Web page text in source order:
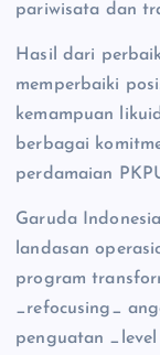
pariwisata dan
Hasil dari
memperbaiki
kemampuan
berbagai
perdamaian
Garuda
landasan
program
_refocusing_
penguatan